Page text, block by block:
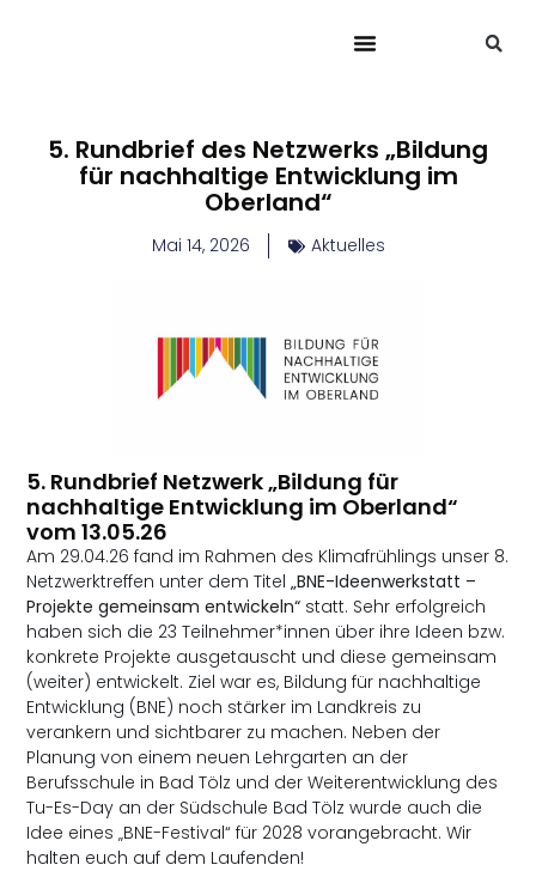
5. Rundbrief des Netzwerks „Bildung
für nachhaltige Entwicklung im
Oberland“
Mai 14, 2026 Aktuelles
5. Rundbrief Netzwerk „Bildung für
nachhaltige Entwicklung im Oberland“
vom 13.05.26
Am 29.04.26 fand im Rahmen des Klimafrühlings unser 8.
Netzwerktreffen unter dem Titel„BNE-Ideenwerkstatt –
Projekte gemeinsam entwickeln“ statt. Sehr erfolgreich
haben sich die 23 Teilnehmer*innen über ihre Ideen bzw.
konkrete Projekte ausgetauscht und diese gemeinsam
(weiter) entwickelt. Ziel war es, Bildung für nachhaltige
Entwicklung (BNE) noch stärker im Landkreis zu
verankern und sichtbarer zu machen. Neben der
Planung von einem neuen Lehrgarten an der
Berufsschule in Bad Tölz und der Weiterentwicklung des
Tu-Es-Day an der Südschule Bad Tölz wurde auch die
Idee eines „BNE-Festival“ für 2028 vorangebracht. Wir
halten euch auf dem Laufenden!